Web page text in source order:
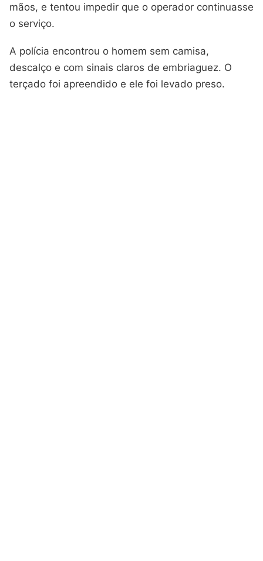
mãos, e tentou impedir que o operador continuasse
o serviço.
A polícia encontrou o homem sem camisa,
descalço e com sinais claros de embriaguez. O
terçado foi apreendido e ele foi levado preso.